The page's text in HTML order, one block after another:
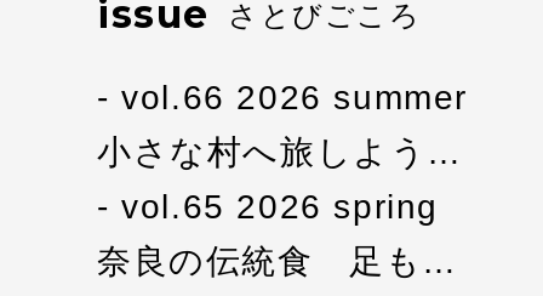
issue さとびごころ
vol.66 2026 summer
小さな村へ旅しよう…
vol.65 2026 spring
奈良の伝統食 足も…